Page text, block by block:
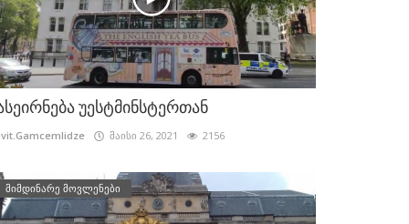
უესტმინსტერთან
მაისი 26, 2021 2156
მიმდინარე მოვლენები